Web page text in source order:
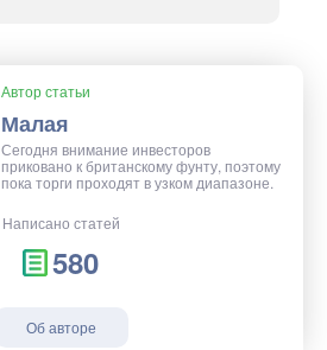
Автор статьи
Малая
Сегодня внимание инвесторов
приковано к британскому фунту, поэтому
пока торги проходят в узком диапазоне.
Написано статей
580
Об авторе